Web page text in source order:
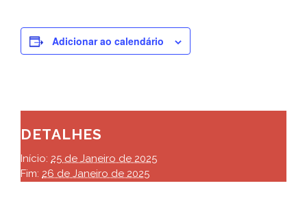
Adicionar ao calendário
DETALHES
Início: 25 de Janeiro de 2025
Fim: 26 de Janeiro de 2025